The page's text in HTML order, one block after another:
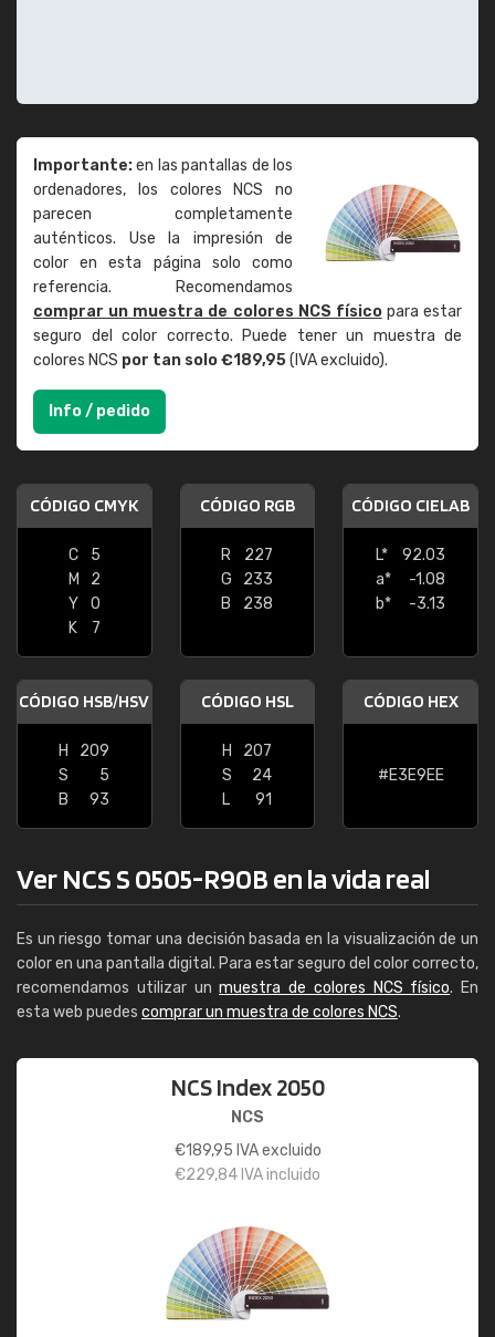
Importante:en las pantallas de los
ordenadores, los colores NCS no
parecen completamente
auténticos. Use la impresión de
color en esta página solo como
referencia. Recomendamos
comprar un muestra de colores NCS físicopara estar
seguro del color correcto. Puede tener un muestra de
colores NCS por tan solo €189,95(IVA excluido).
Info / pedido
CÓDIGO CMYK
C
5
M
2
Y
0
K
7
CÓDIGO RGB
R
227
G
233
B
238
CÓDIGO CIELAB
L*
92.03
a*
-1.08
b*
-3.13
CÓDIGO HSB/HSV
H
209
S
5
B
93
CÓDIGO HSL
H
207
S
24
L
91
CÓDIGO HEX
#E3E9EE
Ver NCS S 0505-R90B en la vida real
Es un riesgo tomar una decisión basada en la visualización de un
color en una pantalla digital. Para estar seguro del color correcto,
recomendamos utilizar unmuestra de colores NCS físico. En
esta web puedes comprar un muestra de colores NCS.
NCS Index 2050
NCS
€189,95 IVA excluido
€229,84 IVA incluido